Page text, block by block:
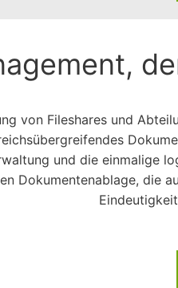
von Fileshares und
und die einmalige
Dokumentenablage, die